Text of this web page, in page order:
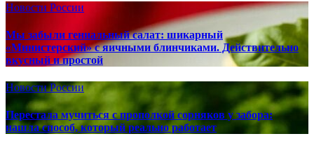
Новости России
Мы забыли гениальный салат: шикарный
«Министерский» с яичными блинчиками. Действительно
вкусный и простой
Новости России
Перестала мучиться с прополкой сорняков у забора:
нашла способ, который реально работает